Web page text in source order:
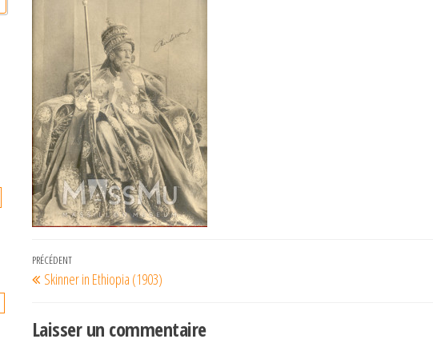
Navigation
de
l’article
Article
précédent
PRÉCÉDENT
Skinner in Ethiopia (1903)
Laisser un commentaire